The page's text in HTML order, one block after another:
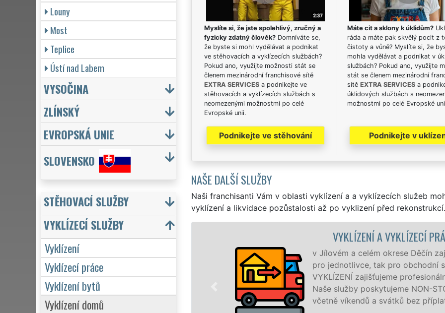
Myslíte si, že jste spolehlivý, zručný a
fyzicky zdatný člověk?Domníváte se,
že byste si mohl vydělávat a podnikat
ve stěhovacích a vyklízecích službách?
Pokud ano, využijte možnosti stát se
členem mezinárodní franchisové sítě
EXTRA SERVICESa podnikejte ve
stěhovacích a vyklízecích službách s
neomezenými možnostmi po celé
Evropské unii.
Podnikejte ve stěhování
Máte cit a sklony k úklidům?
ráda a máte pak skvělý pocit z
čistoty a vůně? Myslíte si, že
mohla vydělávat a podnikat v
službách? Pokud ano, využijte
stát se členem mezinárodní
sítě EXTRA SERVICESa
úklidových službách s
možnostmi po celé Evropské
Podnikejte v
NAŠE DALŠÍ SLUŽBY
Naši franchisanti Vám v oblasti vyklízení a a vyklízecích služeb
vyklízení a likvidace pozůstalosti až po vyklizení před rekonstrukcí.
v Jílovém a celém okrese Děčín zajišťujeme služby vyklízení, a to jak
pro jednotlivce, tak pro obchodní společnosti. Pod značkou sítě EXTRA
VYKLÍZENÍ zajišťujeme profesionální a kvalitní servis se zárukou kvality.
Naše služby poskytujeme NON-STOP 24 hodin denně, 7 dní v týdnu
včetně víkendů a svátků bez příplatků.
Louny
Most
Teplice
Ústí nad Labem
VYSOČINA
ZLÍNSKÝ
EVROPSKÁ UNIE
SLOVENSKO
STĚHOVACÍ SLUŽBY
VYKLÍZECÍ SLUŽBY
Vyklízení
Vyklízecí práce
Vyklízení bytů
Vyklízení domů